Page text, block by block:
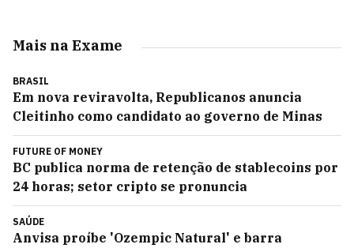
Mais na Exame
BRASIL
Em nova reviravolta, Republicanos anuncia
Cleitinho como candidato ao governo de Minas
FUTURE OF MONEY
BC publica norma de retenção de stablecoins por
24 horas; setor cripto se pronuncia
SAÚDE
Anvisa proíbe 'Ozempic Natural' e barra